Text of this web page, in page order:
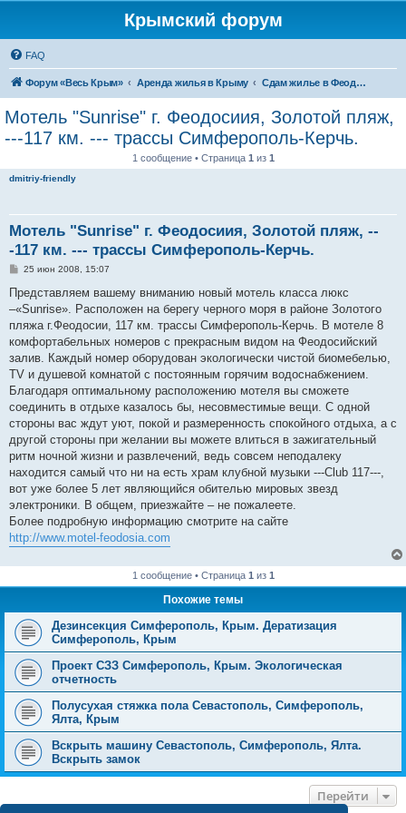
Крымский форум
FAQ
Форум «Весь Крым» Аренда жилья в Крыму Сдам жилье в Феодосии - аренда жилья от хозяев
Мотель "Sunrise" г. Феодосиия, Золотой пляж,
---117 км. --- трассы Симферополь-Керчь.
1 сообщение • Страница 1 из 1
dmitriy-friendly
Мотель "Sunrise" г. Феодосиия, Золотой пляж, --
-117 км. --- трассы Симферополь-Керчь.
С
о
щ
е
и
е
25 июн 2008, 15:07
Представляем вашему вниманию новый мотель класса люкс
–«Sunrise». Расположен на берегу черного моря в районе Золотого
пляжа г.Феодосии, 117 км. трассы Симферополь-Керчь. В мотеле 8
комфортабельных номеров с прекрасным видом на Феодосийский
залив. Каждый номер оборудован экологически чистой биомебелью,
TV и душевой комнатой с постоянным горячим водоснабжением.
Благодаря оптимальному расположению мотеля вы сможете
соединить в отдыхе казалось бы, несовместимые вещи. С одной
стороны вас ждут уют, покой и размеренность спокойного отдыха, а с
другой стороны при желании вы можете влиться в зажигательный
ритм ночной жизни и развлечений, ведь совсем неподалеку
находится самый что ни на есть храм клубной музыки ---Сlub 117---,
вот уже более 5 лет являющийся обителью мировых звезд
электроники. В общем, приезжайте – не пожалеете.
Более подробную информацию смотрите на сайте
http://www.motel-feodosia.com
1 сообщение • Страница 1 из 1
Похожие темы
Дезинсекция Симферополь, Крым. Дератизация
Симферополь, Крым
Проект СЗЗ Симферополь, Крым. Экологическая
отчетность
Полусухая стяжка пола Севастополь, Симферополь,
Ялта, Крым
Вскрыть машину Севастополь, Симферополь, Ялта.
Вскрыть замок
Перейти